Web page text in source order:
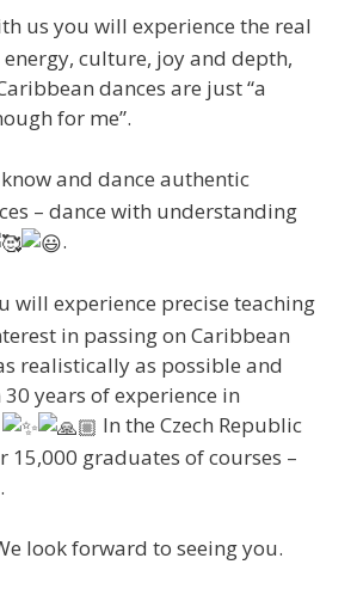
us you will experience the real
culture, joy and depth,
dances are just “a
for me”.
and dance authentic
– dance with understanding
.
will experience precise teaching
in passing on Caribbean
realistically as possible and
years of experience in
In the Czech Republic
15,000 graduates of courses –
look forward to seeing you.